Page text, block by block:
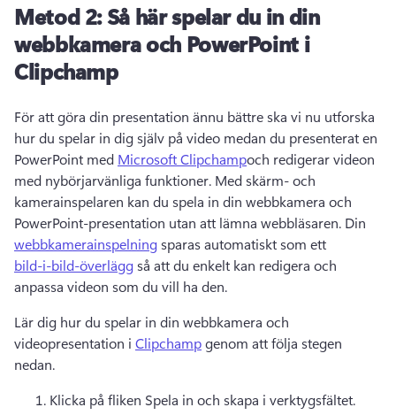
Metod 2: Så här spelar du in din
webbkamera och PowerPoint i
Clipchamp
För att göra din presentation ännu bättre ska vi nu utforska
hur du spelar in dig själv på video medan du presenterat en
PowerPoint med Microsoft Clipchampoch redigerar videon
med nybörjarvänliga funktioner. Med skärm- och
kamerainspelaren kan du spela in din webbkamera och
PowerPoint-presentation utan att lämna webbläsaren. Din
webbkamerainspelning sparas automatiskt som ett
bild-i-bild-överlägg så att du enkelt kan redigera och
anpassa videon som du vill ha den.
Lär dig hur du spelar in din webbkamera och
videopresentation i Clipchamp genom att följa stegen
nedan.
Klicka på fliken Spela in och skapa i verktygsfältet.